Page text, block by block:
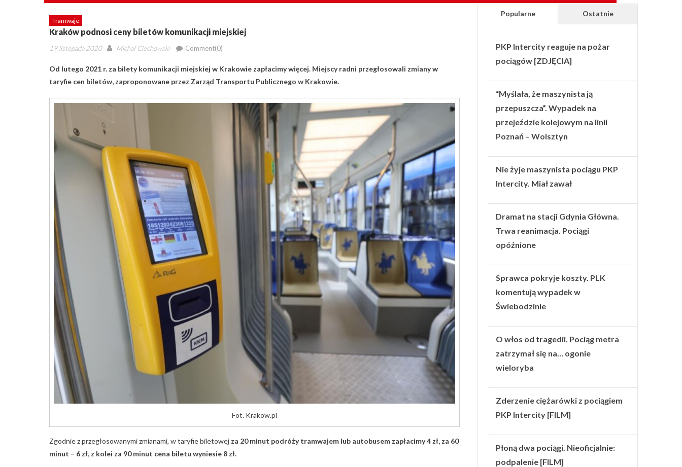
Tramwaje
Kraków podnosi ceny biletów komunikacji miejskiej
Posted
19 listopada 2020 Author
Michał Ciechowski Comment(0)
Od lutego 2021 r. za bilety komunikacji miejskiej w Krakowie zapłacimy więcej. Miejscy radni przegłosowali zmiany w
taryfie cen biletów, zaproponowane przez Zarząd Transportu Publicznego w Krakowie.
Fot. Krakow.pl
Zgodnie z przegłosowanymi zmianami, w taryfie biletowej za 20 minut podróży tramwajem lub autobusem zapłacimy 4 zł, za 60
minut – 6 zł, z kolei za 90 minut cena biletu wyniesie 8 zł.
Popularne Ostatnie
PKP Intercity reaguje na pożar
pociągów [ZDJĘCIA]
“Myślała, że maszynista ją
przepuszcza”. Wypadek na
przejeździe kolejowym na linii
Poznań – Wolsztyn
Nie żyje maszynista pociągu PKP
Intercity. Miał zawał
Dramat na stacji Gdynia Główna.
Trwa reanimacja. Pociągi
opóźnione
Sprawca pokryje koszty. PLK
komentują wypadek w
Świebodzinie
O włos od tragedii. Pociąg metra
zatrzymał się na… ogonie
wieloryba
Zderzenie ciężarówki z pociągiem
PKP Intercity [FILM]
Płoną dwa pociągi. Nieoficjalnie:
podpalenie [FILM]